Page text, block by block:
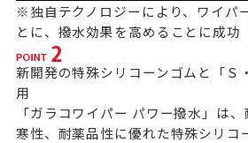
※独自テクノロジーにより、ワイパ
とに、撥水効果を高めることに成功
新開発の特殊シリコーンゴムと「Ｓ
用
「ガラコワイパー パワー撥水」は
寒性、耐薬品性に優れた特殊シリコ